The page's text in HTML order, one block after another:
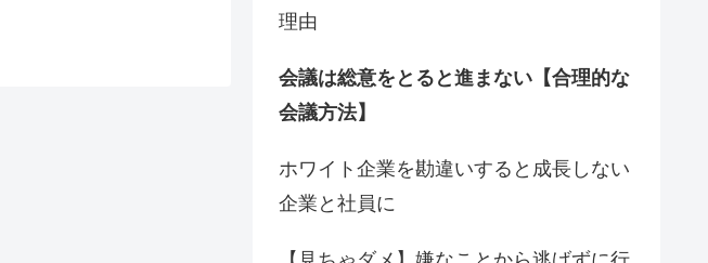
理由
会議は総意をとると進まない【合理的な
会議方法】
ホワイト企業を勘違いすると成長しない
企業と社員に